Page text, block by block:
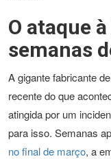
O ataque
semanas
A gigante fabricante
recente do que
atingida por um
para isso. Semanas
no final de março, a